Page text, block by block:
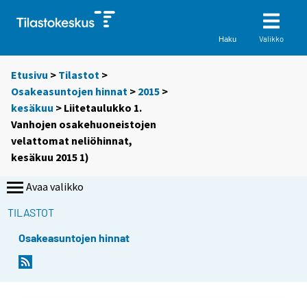
Haku Valikko
Etusivu > Tilastot >
Osakeasuntojen hinnat > 2015 >
kesäkuu > Liitetaulukko 1.
Vanhojen osakehuoneistojen
velattomat neliöhinnat,
kesäkuu 2015 1)
Avaa valikko
TILASTOT
Osakeasuntojen hinnat